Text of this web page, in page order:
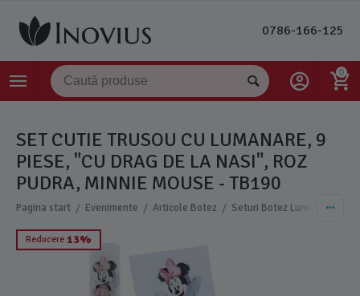
0786-166-125
0
SET CUTIE TRUSOU CU LUMANARE, 9
PIESE, "CU DRAG DE LA NASI", ROZ
PUDRA, MINNIE MOUSE - TB190
Pagina start / Evenimente / Articole Botez / Seturi Botez Lumanare si
Reducere 13%